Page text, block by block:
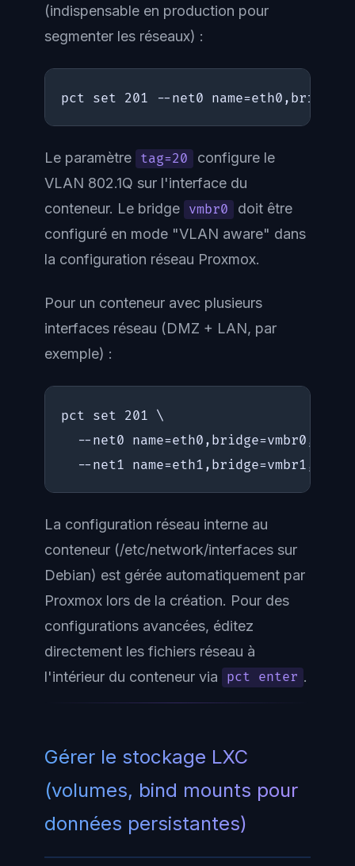
(indispensable en production pour
segmenter les réseaux) :
pct set 201 --net0
Le paramètre tag=20
configure le
VLAN 802.1Q sur l'interface du
conteneur. Le bridge vmbr0
doit être
configuré en mode "VLAN aware" dans
la configuration réseau Proxmox.
Pour un conteneur avec plusieurs
interfaces réseau (DMZ + LAN, par
exemple) :
pct set 201 \
--net0
--net1
La configuration réseau interne au
conteneur (/etc/network/interfaces sur
Debian) est gérée automatiquement par
Proxmox lors de la création. Pour des
configurations avancées, éditez
directement les fichiers réseau à
l'intérieur du conteneur via
pct enter .
Gérer le stockage LXC
(volumes, bind mounts pour
données persistantes)